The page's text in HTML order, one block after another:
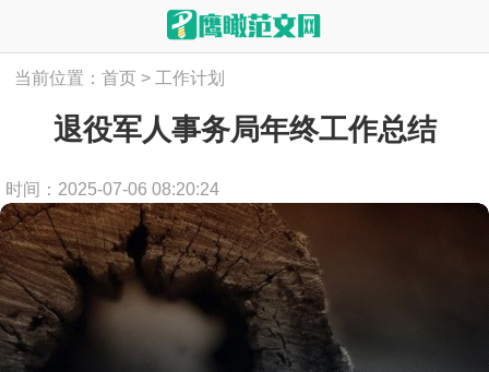
当前位置：首页 > 工作计划
退役军人事务局年终工作总结
时间：2025-07-06 08:20:24